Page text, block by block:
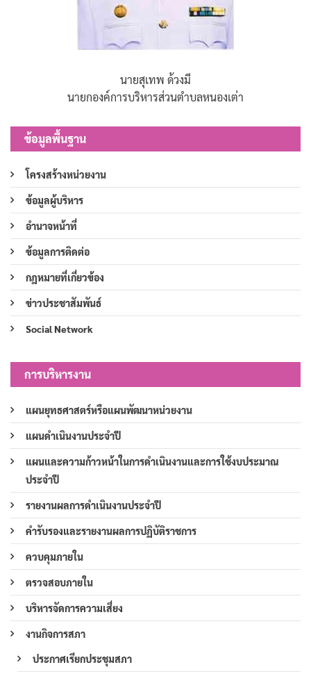
นายสุเทพ ด้วงมี
นายกองค์การบริหารส่วนตำบลหนองเต่า
ข้อมูลพื้นฐาน
โครงสร้างหน่วยงาน
ข้อมูลผู้บริหาร
อำนาจหน้าที่
ข้อมูลการติดต่อ
กฎหมายที่เกี่ยวข้อง
ข่าวประชาสัมพันธ์
Social Network
การบริหารงาน
แผนยุทธศาสตร์หรือแผนพัฒนาหน่วยงาน
แผนดำเนินงานประจำปี
แผนและความก้าวหน้าในการดำเนินงานและการใช้งบประมาณ
ประจำปี
รายงานผลการดำเนินงานประจำปี
คำรับรองและรายงานผลการปฏิบัติราชการ
ควบคุมภายใน
ตรวจสอบภายใน
บริหารจัดการความเสี่ยง
งานกิจการสภา
ประกาศเรียกประชุมสภา